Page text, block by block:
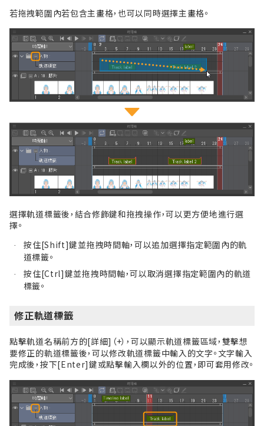
若拖拽範圍內若包含主畫格，也可以同時選擇主畫格。
選擇軌道標籤後，結合修飾鍵和拖拽操作，可以更方便地進行選
擇。
·
按住[Shift]鍵並拖拽時間軸，可以追加選擇指定範圍內的軌
道標籤。
·
按住[Ctrl]鍵並拖拽時間軸，可以取消選擇指定範圍內的軌道
標籤。
修正軌道標籤
點擊軌道名稱前方的[詳細]（+），可以顯示軌道標籤區域，雙擊想
要修正的軌道標籤後，可以修改軌道標籤中輸入的文字。文字輸入
完成後，按下[Enter]鍵或點擊輸入欄以外的位置，即可套用修改。